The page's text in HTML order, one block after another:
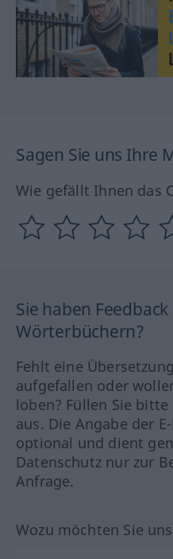
Sagen Sie uns Ihre
Wie gefällt Ihnen das
Sie haben
Wörterbüchern?
Fehlt eine
aufgefallen oder
loben? Füllen Sie
aus. Die Angabe der
optional und dient
Datenschutz nur zur
Anfrage.
Wozu möchten Sie